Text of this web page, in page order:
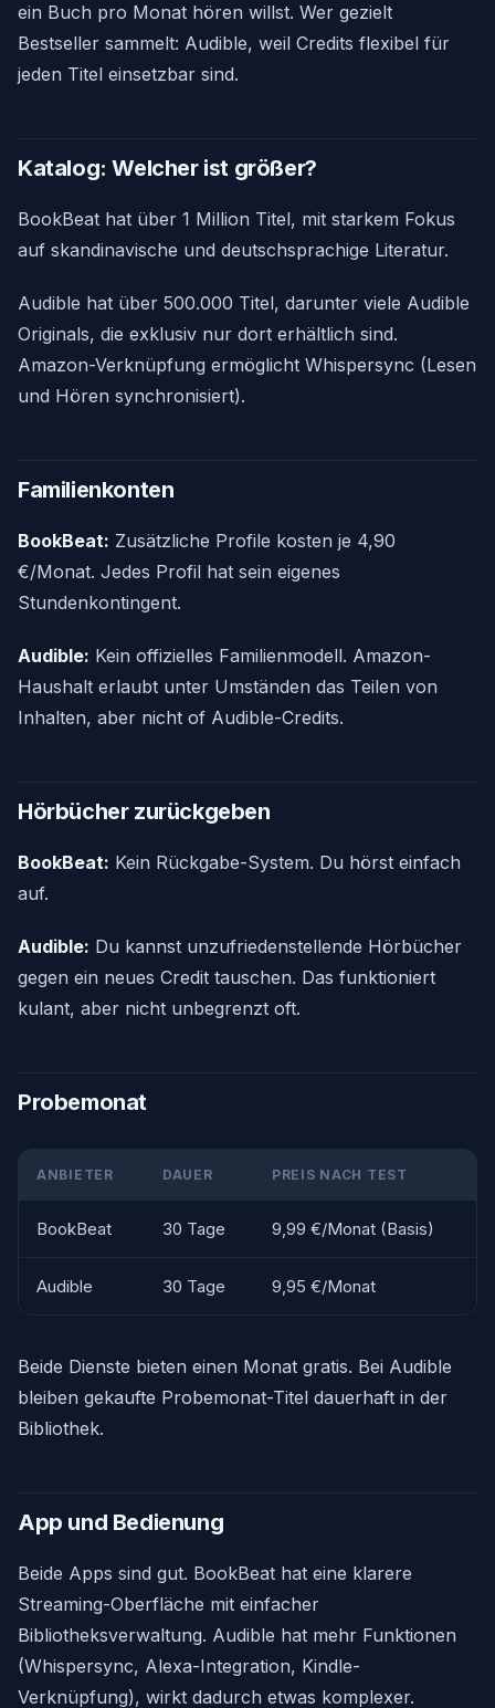
ein Buch pro Monat hören willst. Wer gezielt
Bestseller sammelt: Audible, weil Credits flexibel für
jeden Titel einsetzbar sind.
Katalog: Welcher ist größer?
BookBeat hat über 1 Million Titel, mit starkem Fokus
auf skandinavische und deutschsprachige Literatur.
Audible hat über 500.000 Titel, darunter viele Audible
Originals, die exklusiv nur dort erhältlich sind.
Amazon-Verknüpfung ermöglicht Whispersync (Lesen
und Hören synchronisiert).
Familienkonten
BookBeat: Zusätzliche Profile kosten je 4,90
€/Monat. Jedes Profil hat sein eigenes
Stundenkontingent.
Audible: Kein offizielles Familienmodell. Amazon-
Haushalt erlaubt unter Umständen das Teilen von
Inhalten, aber nicht of Audible-Credits.
Hörbücher zurückgeben
BookBeat: Kein Rückgabe-System. Du hörst einfach
auf.
Audible: Du kannst unzufriedenstellende Hörbücher
gegen ein neues Credit tauschen. Das funktioniert
kulant, aber nicht unbegrenzt oft.
Probemonat
ANBIETER DAUER PREIS NACH TEST
BookBeat 30 Tage 9,99 €/Monat (Basis)
Audible 30 Tage 9,95 €/Monat
Beide Dienste bieten einen Monat gratis. Bei Audible
bleiben gekaufte Probemonat-Titel dauerhaft in der
Bibliothek.
App und Bedienung
Beide Apps sind gut. BookBeat hat eine klarere
Streaming-Oberfläche mit einfacher
Bibliotheksverwaltung. Audible hat mehr Funktionen
(Whispersync, Alexa-Integration, Kindle-
Verknüpfung), wirkt dadurch etwas komplexer.